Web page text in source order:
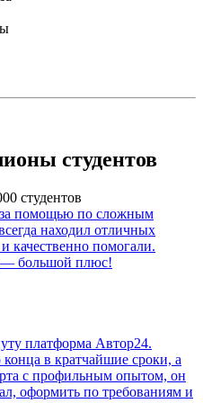
студентов
студентов
за помощью по сложным
находил отличных
качественно помогали.
— большой плюс!
платформа Автор24.
в кратчайшие сроки, а
с профильным опытом, он
оформить по требованиям и